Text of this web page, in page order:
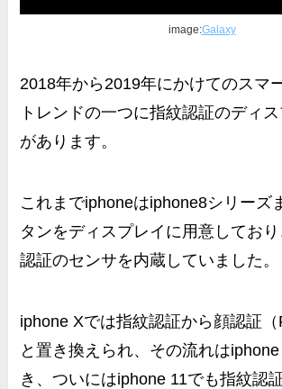
image:Galaxy
2018年から2019年にかけてのスマ
トレンドの一つに指紋認証のディ
があります。
これまでiphoneはiphone8シリーズ
タンをディスプレイに用意してお
認証のセンサを内蔵していました。
iphone Xでは指紋認証から顔認証
と置き換えられ、その流れは
き、ついにはiphone 11でも指紋認